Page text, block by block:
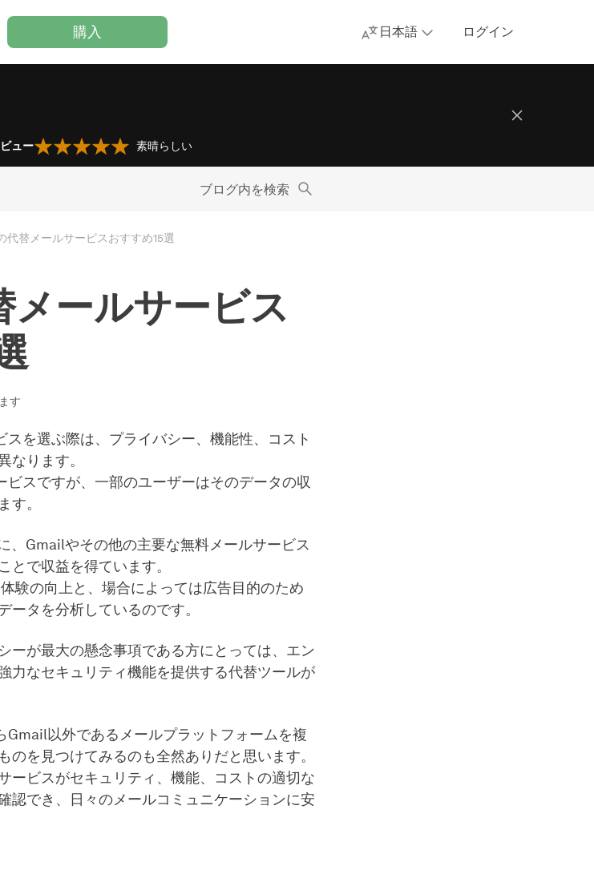
購入 日本語 ログイン
ュー 素晴らしい
ブログ内を検索
代替メールサービスおすすめ15選
メールサービス
す
を選ぶ際は、プライバシー、機能性、コスト
なります。
スですが、一部のユーザーはそのデータの収
す。
、Gmailやその他の主要な無料メールサービス
とで収益を得ています。
験の向上と、場合によっては広告目的のため
ータを分析しているのです。
ーが最大の懸念事項である方にとっては、エン
力なセキュリティ機能を提供する代替ツールが
以外であるメールプラットフォームを複
のを見つけてみるのも全然ありだと思います。
ービスがセキュリティ、機能、コストの適切な
認でき、日々のメールコミュニケーションに安